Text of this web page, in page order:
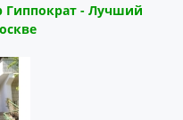
Гиппократ - Лучший